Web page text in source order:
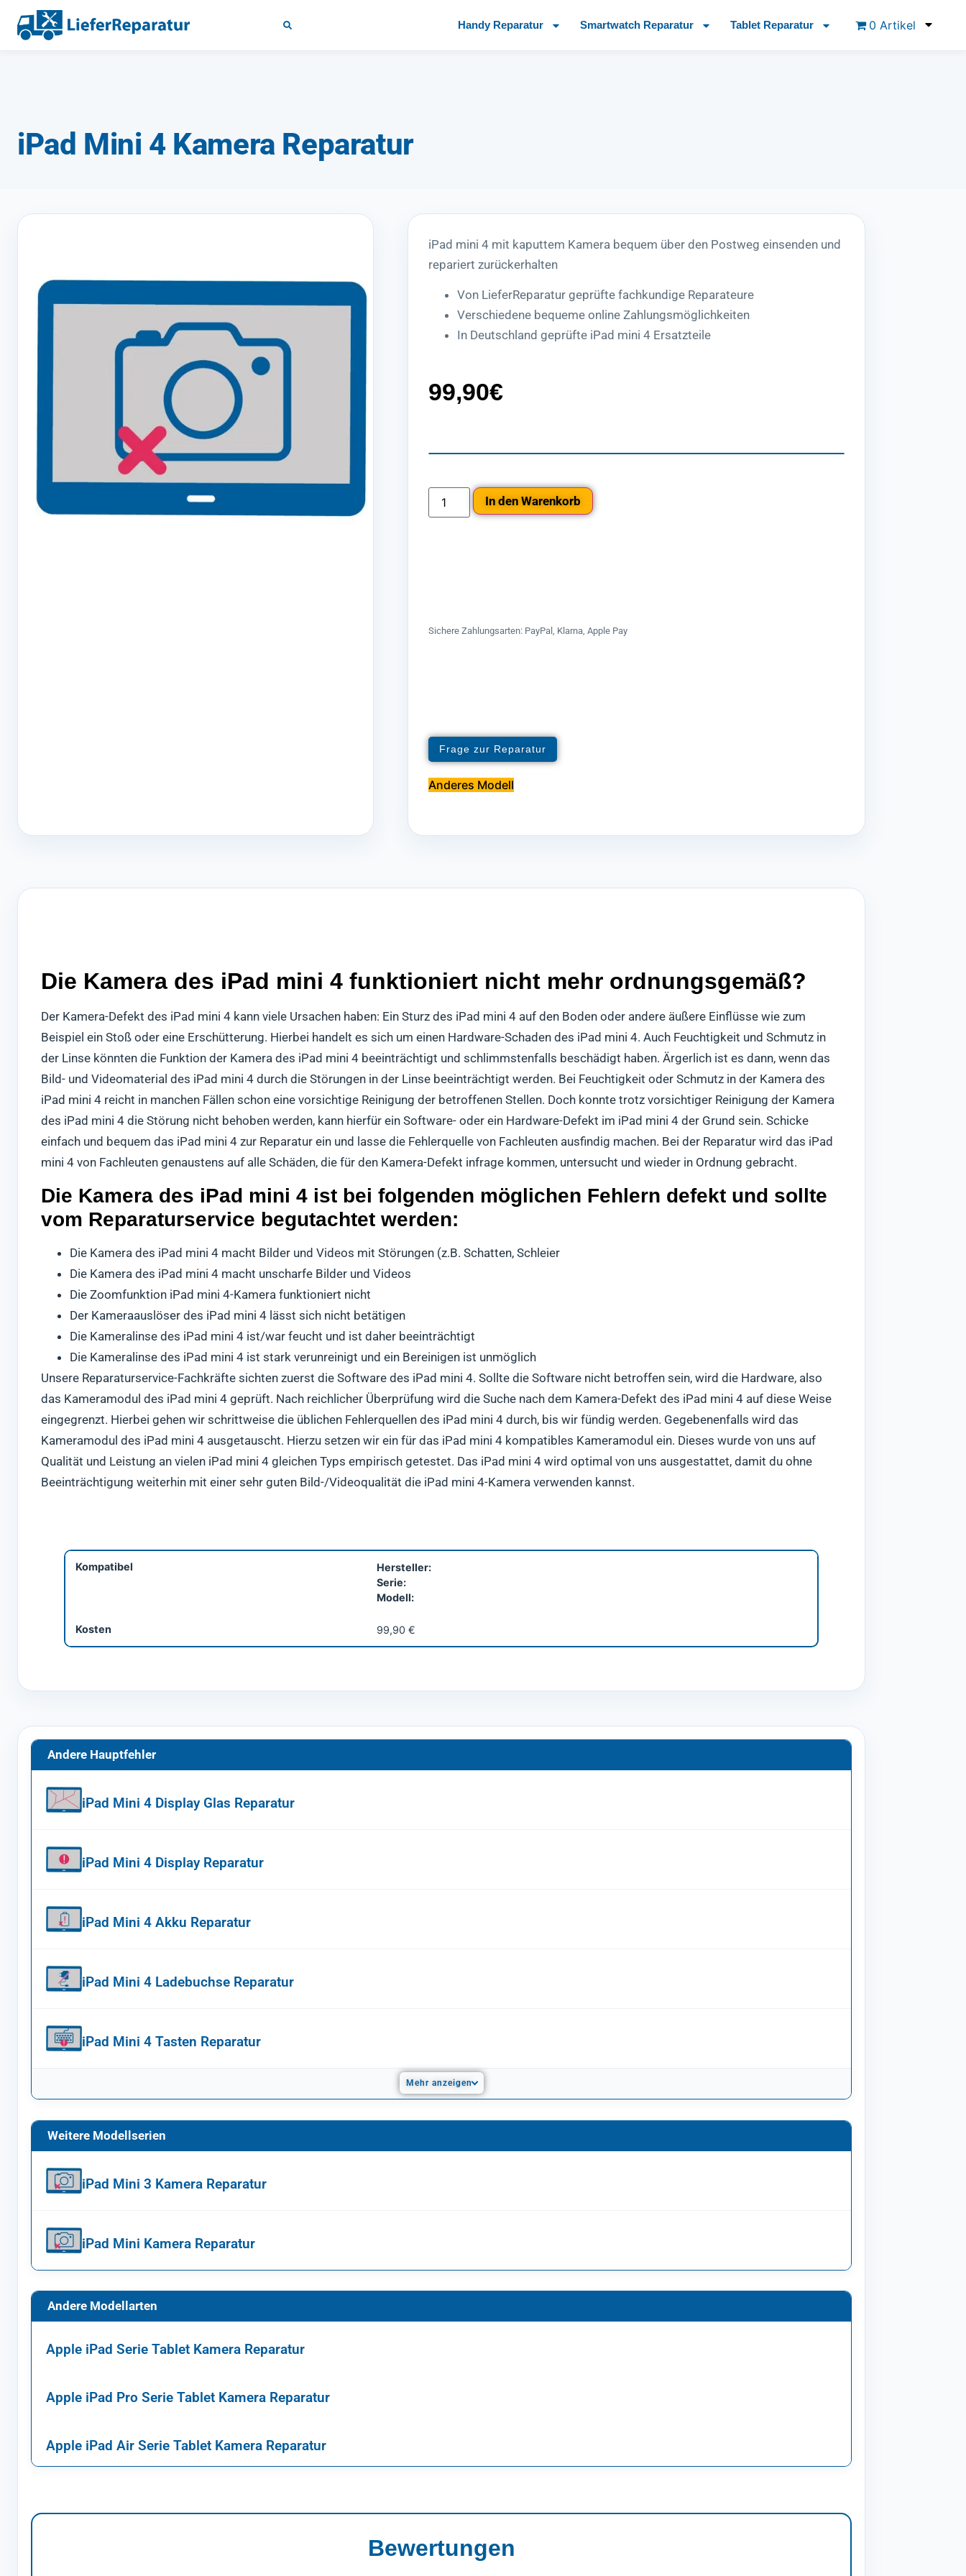
Handy Reparatur Smartwatch Reparatur Tablet Reparatur 0 Artikel
iPad Mini 4 Kamera Reparatur
iPad mini 4 mit kaputtem Kamera bequem über den Postweg einsenden und
repariert zurückerhalten
Von LieferReparatur geprüfte fachkundige Reparateure
Verschiedene bequeme online Zahlungsmöglichkeiten
In Deutschland geprüfte iPad mini 4 Ersatzteile
99,90€
In den Warenkorb
Sichere Zahlungsarten: PayPal, Klarna, Apple Pay
Frage zur Reparatur
Anderes Modell
Die Kamera des iPad mini 4 funktioniert nicht mehr ordnungsgemäß?
Der Kamera-Defekt des iPad mini 4 kann viele Ursachen haben: Ein Sturz des iPad mini 4 auf den Boden oder andere äußere Einflüsse wie zum
Beispiel ein Stoß oder eine Erschütterung. Hierbei handelt es sich um einen Hardware-Schaden des iPad mini 4. Auch Feuchtigkeit und Schmutz in
der Linse könnten die Funktion der Kamera des iPad mini 4 beeinträchtigt und schlimmstenfalls beschädigt haben. Ärgerlich ist es dann, wenn das
Bild- und Videomaterial des iPad mini 4 durch die Störungen in der Linse beeinträchtigt werden. Bei Feuchtigkeit oder Schmutz in der Kamera des
iPad mini 4 reicht in manchen Fällen schon eine vorsichtige Reinigung der betroffenen Stellen. Doch konnte trotz vorsichtiger Reinigung der Kamera
des iPad mini 4 die Störung nicht behoben werden, kann hierfür ein Software- oder ein Hardware-Defekt im iPad mini 4 der Grund sein. Schicke
einfach und bequem das iPad mini 4 zur Reparatur ein und lasse die Fehlerquelle von Fachleuten ausfindig machen. Bei der Reparatur wird das iPad
mini 4 von Fachleuten genaustens auf alle Schäden, die für den Kamera-Defekt infrage kommen, untersucht und wieder in Ordnung gebracht.
Die Kamera des iPad mini 4 ist bei folgenden möglichen Fehlern defekt und sollte
vom Reparaturservice begutachtet werden:
Die Kamera des iPad mini 4 macht Bilder und Videos mit Störungen (z.B. Schatten, Schleier
Die Kamera des iPad mini 4 macht unscharfe Bilder und Videos
Die Zoomfunktion iPad mini 4-Kamera funktioniert nicht
Der Kameraauslöser des iPad mini 4 lässt sich nicht betätigen
Die Kameralinse des iPad mini 4 ist/war feucht und ist daher beeinträchtigt
Die Kameralinse des iPad mini 4 ist stark verunreinigt und ein Bereinigen ist unmöglich
Unsere Reparaturservice-Fachkräfte sichten zuerst die Software des iPad mini 4. Sollte die Software nicht betroffen sein, wird die Hardware, also
das Kameramodul des iPad mini 4 geprüft. Nach reichlicher Überprüfung wird die Suche nach dem Kamera-Defekt des iPad mini 4 auf diese Weise
eingegrenzt. Hierbei gehen wir schrittweise die üblichen Fehlerquellen des iPad mini 4 durch, bis wir fündig werden. Gegebenenfalls wird das
Kameramodul des iPad mini 4 ausgetauscht. Hierzu setzen wir ein für das iPad mini 4 kompatibles Kameramodul ein. Dieses wurde von uns auf
Qualität und Leistung an vielen iPad mini 4 gleichen Typs empirisch getestet. Das iPad mini 4 wird optimal von uns ausgestattet, damit du ohne
Beeinträchtigung weiterhin mit einer sehr guten Bild-/Videoqualität die iPad mini 4-Kamera verwenden kannst.
Kompatibel
Hersteller:
Serie:
Modell:
Kosten 99,90 €
Andere Hauptfehler
iPad Mini 4 Display Glas Reparatur
iPad Mini 4 Display Reparatur
iPad Mini 4 Akku Reparatur
iPad Mini 4 Ladebuchse Reparatur
iPad Mini 4 Tasten Reparatur
Mehr anzeigen
Weitere Modellserien
iPad Mini 3 Kamera Reparatur
iPad Mini Kamera Reparatur
Andere Modellarten
Apple iPad Serie Tablet Kamera Reparatur
Apple iPad Pro Serie Tablet Kamera Reparatur
Apple iPad Air Serie Tablet Kamera Reparatur
Bewertungen